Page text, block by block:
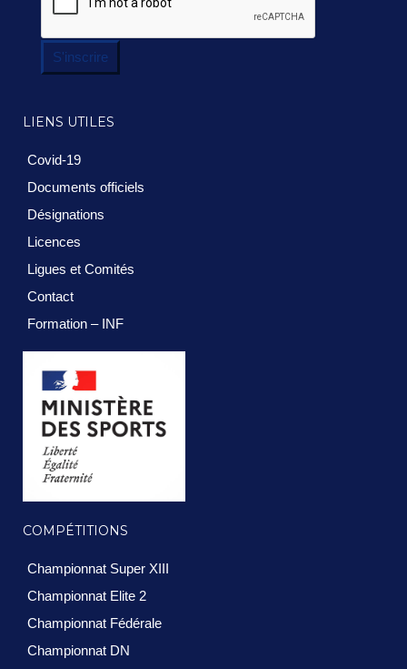
S'inscrire
LIENS UTILES
Covid-19
Documents officiels
Désignations
Licences
Ligues et Comités
Contact
Formation – INF
COMPÉTITIONS
Championnat Super XIII
Championnat Elite 2
Championnat Fédérale
Championnat DN